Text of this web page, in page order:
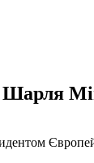
Шарля